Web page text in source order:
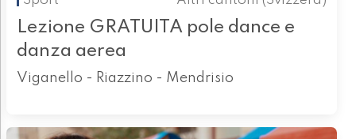
Lezione GRATUITA pole dance e
danza aerea
Viganello - Riazzino - Mendrisio